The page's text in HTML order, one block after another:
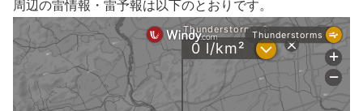
周辺の雷情報・雷予報は以下のとおりです。